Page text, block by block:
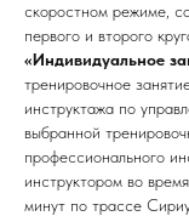
скоростном режиме,
первого и второго
«Индивидуальное
тренировочное
инструктажа по
выбранной
профессионального
инструктором во
минут по трассе